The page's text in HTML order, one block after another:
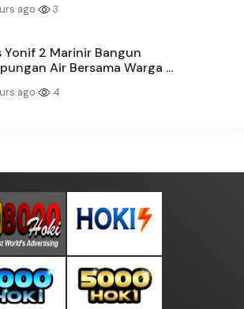
ago 3
Yonif 2 Marinir Bangun
Air Bersama Warga ...
ago 4